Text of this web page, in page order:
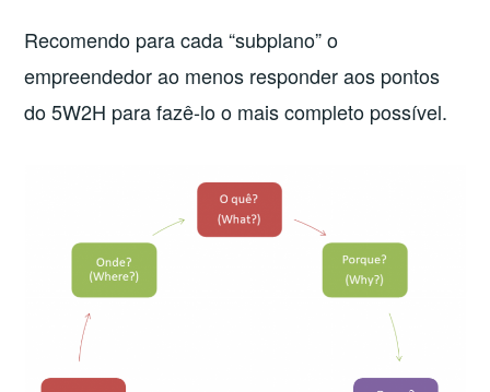
Recomendo para cada “subplano” o
empreendedor ao menos responder aos pontos
do 5W2H para fazê-lo o mais completo possível.